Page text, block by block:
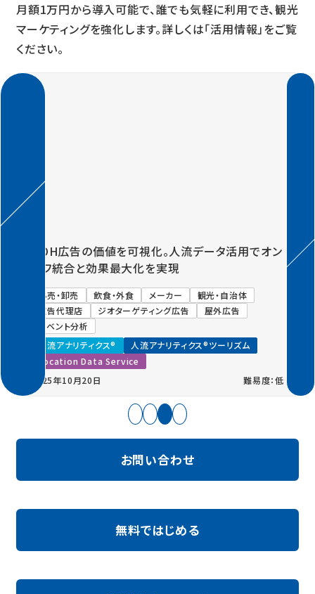
月額1万円から導入可能で、誰でも気軽に利用でき、観光
マーケティングを強化します。詳しくは「活用情報」をご覧
ください。
OOH広告の価値を可視化。人流データ活用でオン
オフ統合と効果最大化を実現
小売・卸売 飲食・外食 メーカー
観光・自治体
広告代理店
ジオターゲティング広告
屋外広告
イベント分析
人流アナリティクス®
人流アナリティクス®ツーリズム
Location Data Service
2025年10月20日
難易度：低
お問い合わせ
無料ではじめる